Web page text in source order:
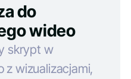
do
wideo
skrypt w
z wizualizacjami,